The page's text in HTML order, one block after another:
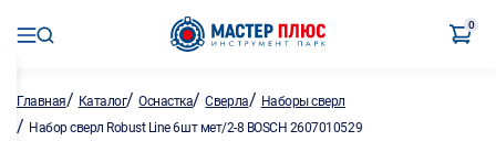
0
Главная/ Каталог/Оснастка/Сверла/ Наборы сверл
/ Набор сверл Robust Line 6шт мет/2-8 BOSCH 2607010529